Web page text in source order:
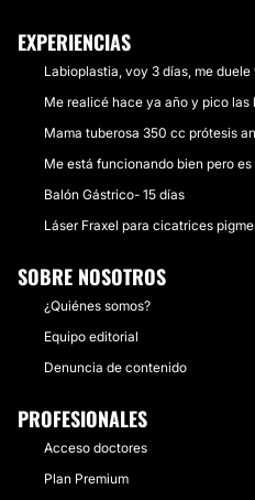
EXPERIENCIAS
Labioplastia, voy 3 días, me
Me realicé hace ya año y pico
Mama tuberosa 350 cc prótesis
Me está funcionando bien pero
Balón Gástrico- 15 días
Láser Fraxel para cicatrices
SOBRE NOSOTROS
¿Quiénes somos?
Equipo editorial
Denuncia de contenido
PROFESIONALES
Acceso doctores
Plan Premium